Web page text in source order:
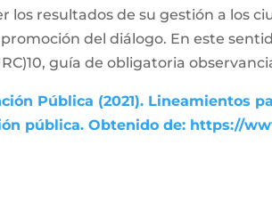
los resultados de su gestión a los
del diálogo. En este
guía de obligatoria
Pública (2021). Lineamientos
pública. Obtenido de: https://